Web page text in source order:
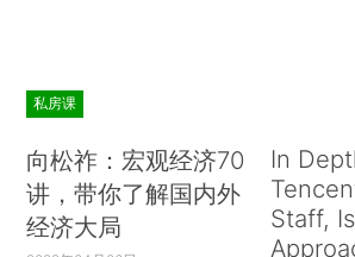
私房课
向松祚：宏观经济70
讲，带你了解国内外
经济大局
In
Staff,